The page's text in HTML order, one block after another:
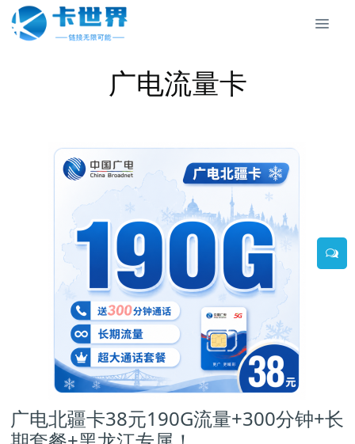
广电流量卡
广电北疆卡38元190G流量+300分钟+长